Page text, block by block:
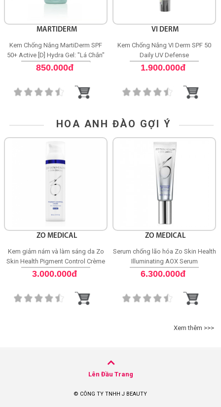
MARTIDERM
Kem Chống Nắng MartiDerm SPF
50+ Active [D] Hydra Gel: "Lá Chắn"
Toàn Diện Cho Người Chơi Thể Thao
850.000đ
VI DERM
Kem Chống Nắng VI Derm SPF 50
Daily UV Defense
1.900.000đ
HOA ANH ĐÀO GỢI Ý
ZO MEDICAL
Kem giảm nám và làm sáng da Zo
Skin Health Pigment Control Crème
4% HQ - RX
3.000.000đ
ZO MEDICAL
Serum chống lão hóa Zo Skin Health
Illuminating AOX Serum
6.300.000đ
Xem thêm >>>
Lên Đầu Trang
© CÔNG TY TNHH J BEAUTY